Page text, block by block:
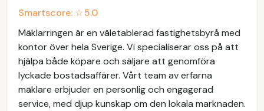
Smartscore: ☆5.0
Mäklarringen är en väletablerad fastighetsbyrå med
kontor över hela Sverige. Vi specialiserar oss på att
hjälpa både köpare och säljare att genomföra
lyckade bostadsaffärer. Vårt team av erfarna
mäklare erbjuder en personlig och engagerad
service, med djup kunskap om den lokala marknaden.